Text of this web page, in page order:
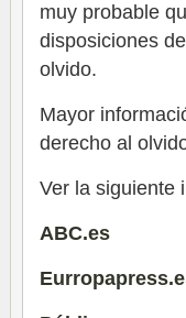
muy probable
disposiciones
olvido.
Mayor
derecho al
Ver la siguiente
ABC.es